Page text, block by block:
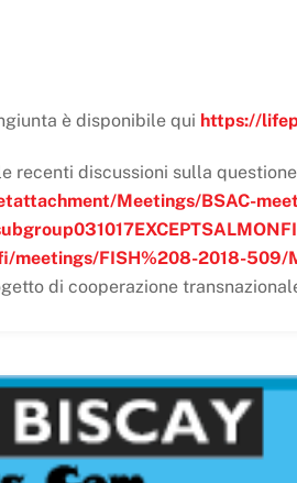
è disponibile qui https://
recenti discussioni sulla
Meetings/BSAC-
meetings/FISH%208-2018-
di cooperazione